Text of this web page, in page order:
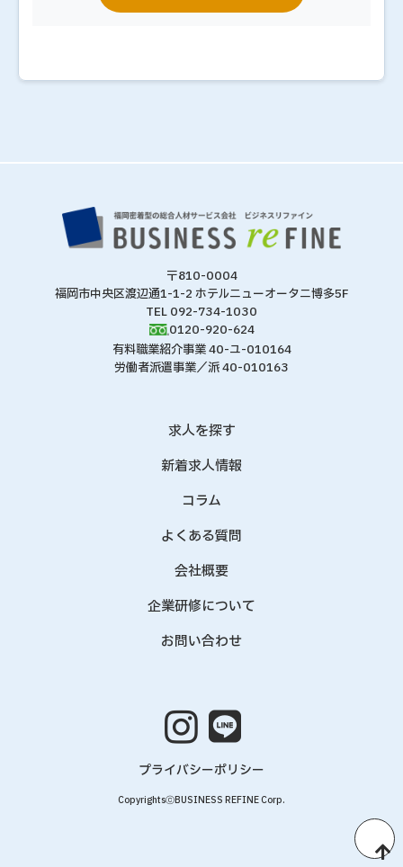
〒810-0004
福岡市中央区渡辺通1-1-2 ホテルニューオータニ博多5F
TEL 092-734-1030
0120-920-624
有料職業紹介事業 40-ユ-010164
労働者派遣事業／派 40-010163
求人を探す
新着求人情報
コラム
よくある質問
会社概要
企業研修について
お問い合わせ
プライバシーポリシー
CopyrightsⓒBUSINESS REFINE Corp.